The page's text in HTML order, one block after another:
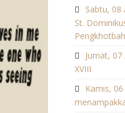
Sabtu, 08
St.
Pengkhotbah
Jumat,
XVIII
Kamis,